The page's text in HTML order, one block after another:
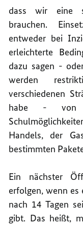
dass wir eine
brauchen.
entweder bei
erleichterte
dazu sagen -
werden
verschiedenen
habe - von
Handels, der
bestimmten
Ein nächster
erfolgen, wenn es
nach 14 Tagen
gibt. Das heißt,